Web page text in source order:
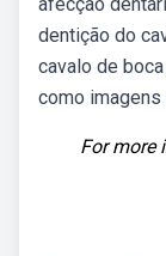
dentição do
cavalo de
como
For more